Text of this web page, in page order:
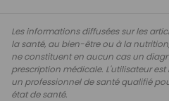
Les informations diffusées sur les
la santé, au bien-être ou à la
ne constituent en aucun cas un
prescription médicale. L'utilisateur
un professionnel de santé qualifié
état de santé.